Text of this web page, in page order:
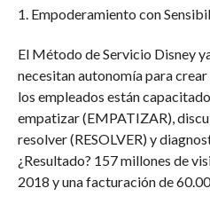
1. Empoderamiento con
El Método de Servicio Disney
necesitan autonomía para crear
los empleados están
empatizar (EMPATIZAR),
resolver (RESOLVER) y
¿Resultado? 157 millones de
2018 y una facturación de